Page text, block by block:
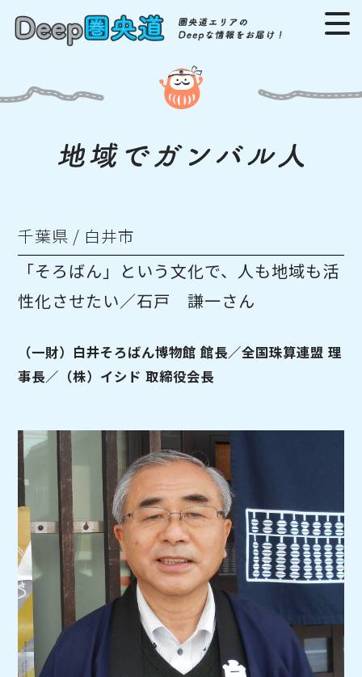
千葉県 / 白井市
「そろばん」という文化で、人も地域も活
性化させたい／石戸 謙一さん
（一財）白井そろばん博物館 館長／全国珠算連盟 理
事長／（株）イシド 取締役会長